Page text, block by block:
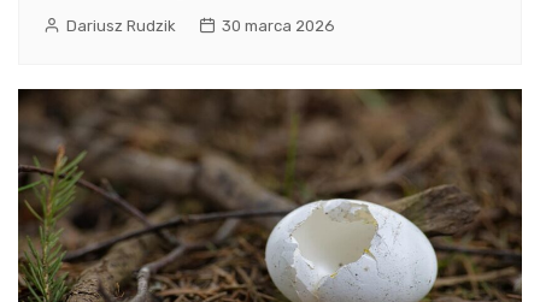
Dariusz Rudzik 30 marca 2026